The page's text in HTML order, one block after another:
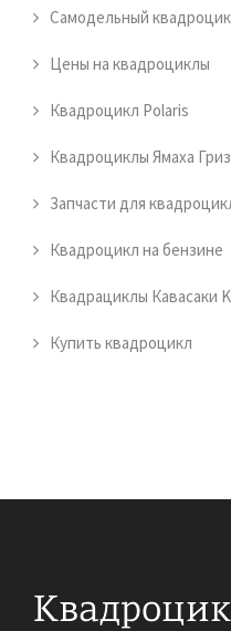
Самодельный
Цены на квадроциклы
Квадроцикл Polaris
Квадроциклы Ямаха
Запчасти для
Квадроцикл на бензине
Квадрациклы Кавасаки
Купить квадроцикл